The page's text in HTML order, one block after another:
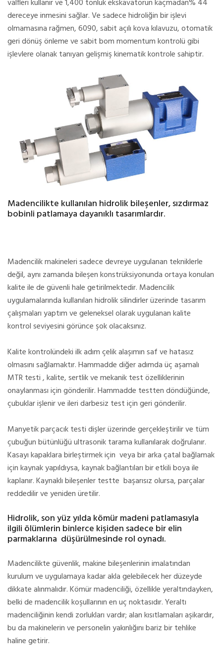
valfleri kullanır ve 1,400 tonluk ekskavatörün kaçmadan% 44
dereceye inmesini sağlar. Ve sadece hidroliğin bir işlevi
olmamasına rağmen, 6090, sabit açılı kova kılavuzu, otomatik
geri dönüş önleme ve sabit bom momentum kontrolü gibi
işlevlere olanak tanıyan gelişmiş kinematik kontrole sahiptir.
Madencilikte kullanılan hidrolik bileşenler, sızdırmaz
bobinli patlamaya dayanıklı tasarımlardır.
Madencilik makineleri sadece devreye uygulanan tekniklerle
değil, aynı zamanda bileşen konstrüksiyonunda ortaya konulan
kalite ile de güvenli hale getirilmektedir. Madencilik
uygulamalarında kullanılan hidrolik silindirler üzerinde tasarım
çalışmaları yaptım ve geleneksel olarak uygulanan kalite
kontrol seviyesini görünce şok olacaksınız.
Kalite kontrolündeki ilk adım çelik alaşımın saf ve hatasız
olmasını sağlamaktır. Hammadde diğer adımda üç aşamalı
MTR testi , kalite, sertlik ve mekanik test özelliklerinin
onaylanması için gönderilir. Hammadde testten döndüğünde,
çubuklar işlenir ve ileri darbesiz test için geri gönderilir.
Manyetik parçacık testi dişler üzerinde gerçekleştirilir ve tüm
çubuğun bütünlüğü ultrasonik tarama kullanılarak doğrulanır.
Kasayı kapaklara birleştirmek için veya bir arka çatal bağlamak
için kaynak yapıldıysa, kaynak bağlantıları bir etkili boya ile
kaplanır. Kaynaklı bileşenler testte başarısız olursa, parçalar
reddedilir ve yeniden üretilir.
Hidrolik, son yüz yılda kömür madeni patlamasıyla
ilgili ölümlerin binlerce kişiden sadece bir elin
parmaklarına düşürülmesinde rol oynadı.
Madencilikte güvenlik, makine bileşenlerinin imalatından
kurulum ve uygulamaya kadar akla gelebilecek her düzeyde
dikkate alınmalıdır. Kömür madenciliği, özellikle yeraltındayken,
belki de madencilik koşullarının en uç noktasıdır. Yeraltı
madenciliğinin kendi zorlukları vardır; alan kısıtlamaları aşikardır,
bu da makinelerin ve personelin yakınlığını bariz bir tehlike
haline getirir.